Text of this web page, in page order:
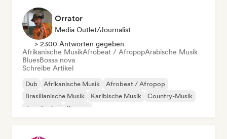
Orrator
Media Outlet/Journalist
> 2300 Antworten gegeben
Afrikanische MusikAfrobeat / AfropopArabische Musik
BluesBossa nova
Schreibe Artikel
Dub Afrikanische Musik
Afrobeat / Afropop
Brasilianische Musik
Karibische Musik
Country-Musik
Jazz-Fusion
Reggae